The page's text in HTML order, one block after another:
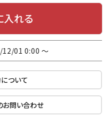
入れる
12/01 0:00 〜
ついて
お問い合わせ